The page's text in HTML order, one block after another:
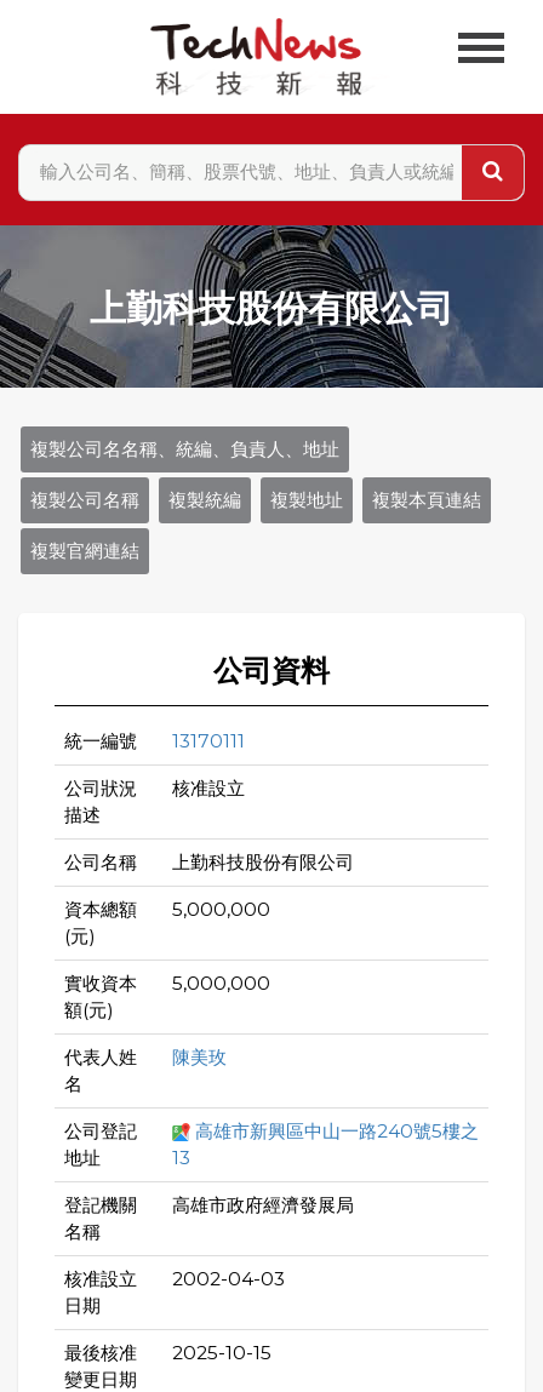
上勤科技股份有限公司
複製公司名名稱、統編、負責人、地址
複製公司名稱 複製統編 複製地址 複製本頁連結
複製官網連結
公司資料
統一編號 13170111
公司狀況
描述
核准設立
公司名稱 上勤科技股份有限公司
資本總額
(元)
5,000,000
實收資本
額(元)
5,000,000
代表人姓
名
陳美玫
公司登記
地址
高雄市新興區中山一路240號5樓之
13
登記機關
名稱
高雄市政府經濟發展局
核准設立
日期
2002-04-03
最後核准
變更日期
2025-10-15